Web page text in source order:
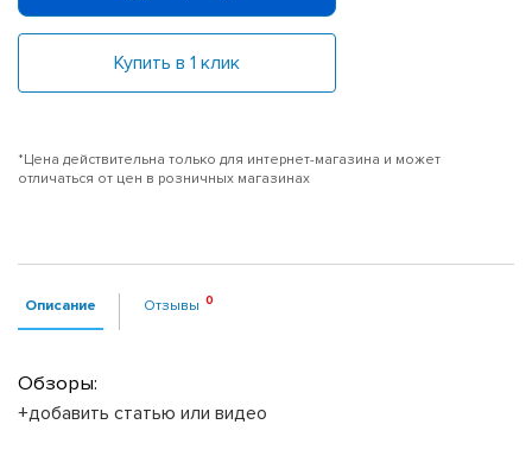
Купить в 1 клик
*Цена действительна только для интернет-магазина и может
отличаться от цен в розничных магазинах
Описание Отзывы
Обзоры:
+добавить статью или видео